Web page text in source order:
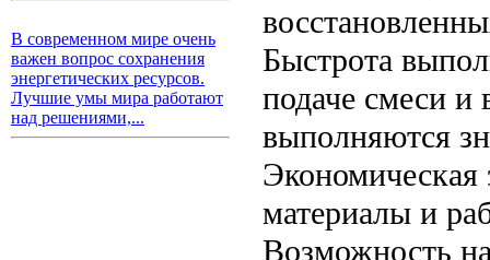
В современном мире очень
важен вопрос сохранения
энергетических ресурсов.
Лучшие умы мира работают
над решениями,...
Быстрота
подаче смеси и
выполняются
материалы и
Возможность